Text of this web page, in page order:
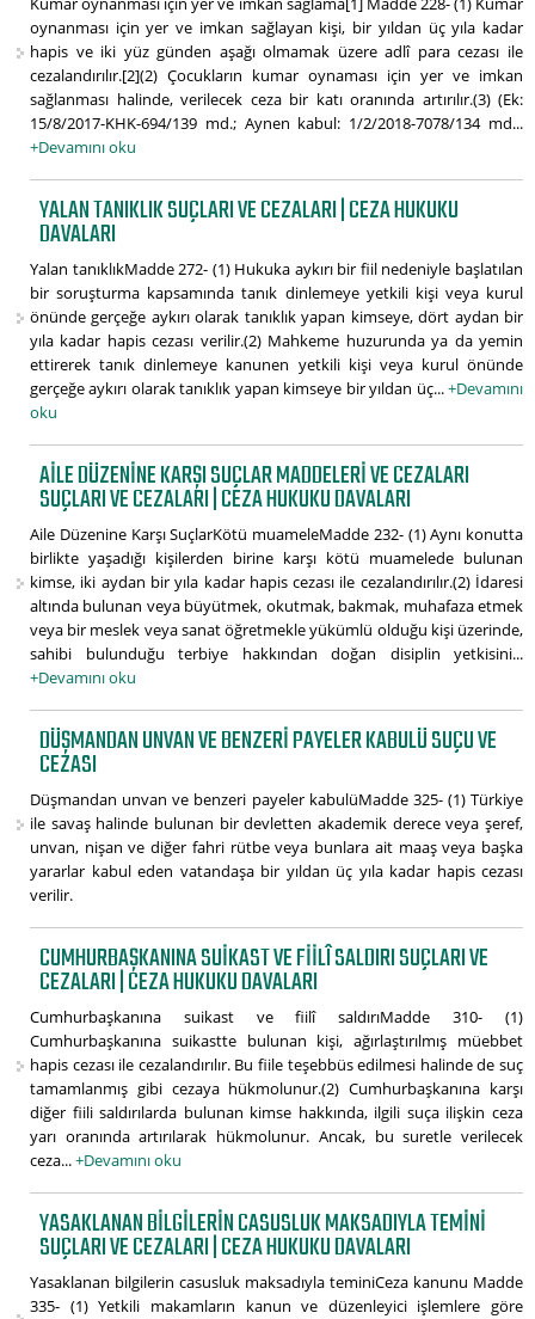
oynanması için yer ve imkan sağlayan kişi, bir yıldan üç yıla kadar
hapis ve iki yüz günden aşağı olmamak üzere adlî para cezası ile
cezalandırılır.[2](2) Çocukların kumar oynaması için yer ve imkan
sağlanması halinde, verilecek ceza bir katı oranında artırılır.(3) (Ek:
15/8/2017-KHK-694/139 md.; Aynen kabul: 1/2/2018-7078/134 md...
+Devamını oku
YALAN TANIKLIK SUÇLARI VE CEZALARI | CEZA HUKUKU
DAVALARI
Yalan tanıklıkMadde 272- (1) Hukuka aykırı bir fiil nedeniyle başlatılan
bir soruşturma kapsamında tanık dinlemeye yetkili kişi veya kurul
önünde gerçeğe aykırı olarak tanıklık yapan kimseye, dört aydan bir
yıla kadar hapis cezası verilir.(2) Mahkeme huzurunda ya da yemin
ettirerek tanık dinlemeye kanunen yetkili kişi veya kurul önünde
gerçeğe aykırı olarak tanıklık yapan kimseye bir yıldan üç...+Devamını
oku
AILE DÜZENINE KARŞI SUÇLAR MADDELERI VE CEZALARI
SUÇLARI VE CEZALARI | CEZA HUKUKU DAVALARI
Aile Düzenine Karşı SuçlarKötü muameleMadde 232- (1) Aynı konutta
birlikte yaşadığı kişilerden birine karşı kötü muamelede bulunan
kimse, iki aydan bir yıla kadar hapis cezası ile cezalandırılır.(2) İdaresi
altında bulunan veya büyütmek, okutmak, bakmak, muhafaza etmek
veya bir meslek veya sanat öğretmekle yükümlü olduğu kişi üzerinde,
sahibi bulunduğu terbiye hakkından doğan disiplin yetkisini...
+Devamını oku
DÜŞMANDAN UNVAN VE BENZERI PAYELER KABULÜ SUÇU VE
CEZASI
Düşmandan unvan ve benzeri payeler kabulüMadde 325- (1) Türkiye
ile savaş halinde bulunan bir devletten akademik derece veya şeref,
unvan, nişan ve diğer fahri rütbe veya bunlara ait maaş veya başka
yararlar kabul eden vatandaşa bir yıldan üç yıla kadar hapis cezası
verilir.
CUMHURBAŞKANINA SUIKAST VE FIILÎ SALDIRI SUÇLARI VE
CEZALARI | CEZA HUKUKU DAVALARI
Cumhurbaşkanına suikast ve fiilî saldırıMadde 310- (1)
Cumhurbaşkanına suikastte bulunan kişi, ağırlaştırılmış müebbet
hapis cezası ile cezalandırılır. Bu fiile teşebbüs edilmesi halinde de suç
tamamlanmış gibi cezaya hükmolunur.(2) Cumhurbaşkanına karşı
diğer fiili saldırılarda bulunan kimse hakkında, ilgili suça ilişkin ceza
yarı oranında artırılarak hükmolunur. Ancak, bu suretle verilecek
ceza...+Devamını oku
YASAKLANAN BILGILERIN CASUSLUK MAKSADIYLA TEMINI
SUÇLARI VE CEZALARI | CEZA HUKUKU DAVALARI
Yasaklanan bilgilerin casusluk maksadıyla teminiCeza kanunu Madde
335- (1) Yetkili makamların kanun ve düzenleyici işlemlere göre